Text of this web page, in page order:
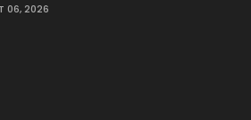
06, 2026